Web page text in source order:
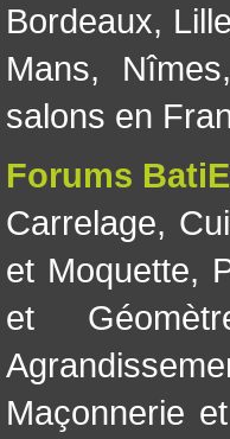
Bordeaux, Lille
Mans, Nîmes
salons en
Forums
Carrelage,
et Moquette,
et
Maçonnerie